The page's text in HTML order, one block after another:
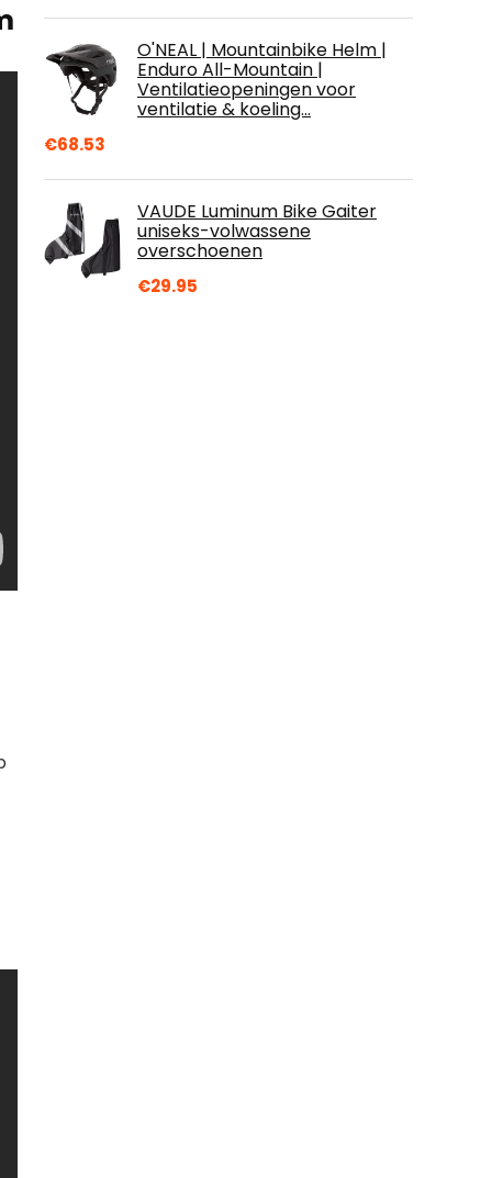
O'NEAL | Mountainbike Helm |
Enduro All-Mountain |
Ventilatieopeningen voor
ventilatie & koeling…
€68.53
VAUDE Luminum Bike Gaiter
uniseks-volwassene
overschoenen
€29.95